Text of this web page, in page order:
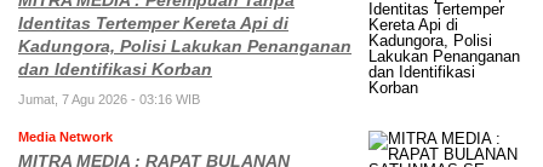
Identitas Tertemper Kereta Api di
Kadungora, Polisi Lakukan Penanganan
dan Identifikasi Korban
Jumat, 7 Agu 2026 - 03:16 WIB
Media Network
MITRA MEDIA : RAPAT BULANAN